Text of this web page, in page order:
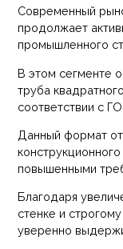
Современный
продолжает
промышленного
масштабных
складских
корпусов,
сооружений
повышенной
геометрией и
В этом сегменте
труба
соответствии с
Данный формат
повышенными
проектные
и застройщики,
эксплуатацию и
Благодаря
стенке и
уверенно